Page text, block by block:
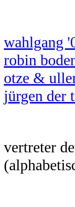
wahlgang
robin
otze &
jürgen der
vertreter